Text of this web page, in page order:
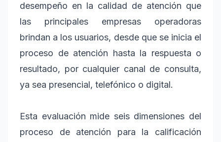
desempeño en la calidad de atención que
las principales empresas operadoras
brindan a los usuarios, desde que se inicia el
proceso de atención hasta la respuesta o
resultado, por cualquier canal de consulta,
ya sea presencial, telefónico o digital.
Esta evaluación mide seis dimensiones del
proceso de atención para la calificación